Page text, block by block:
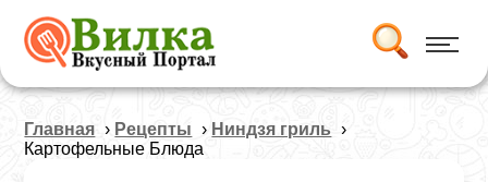
Главная › Рецепты › Ниндзя гриль ›
Картофельные Блюда